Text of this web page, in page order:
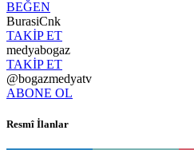
BEĞEN
BurasiCnk
TAKİP ET
medyabogaz
TAKİP ET
@bogazmedyatv
ABONE OL
Resmî İlanlar